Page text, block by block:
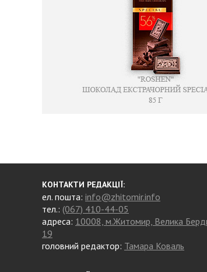
КОНТАКТИ РЕДАКЦІЇ:
ел. пошта: info@zhitomir.info
тел.: (067) 410-44-05
адреса: 10008, м.Житомир, Велика
19
головний редактор: Тамара Коваль